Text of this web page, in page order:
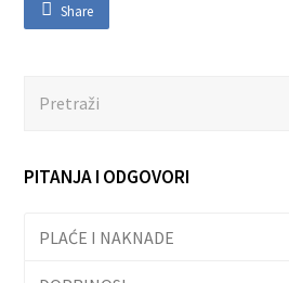
Share
PITANJA I ODGOVORI
PLAĆE I NAKNADE